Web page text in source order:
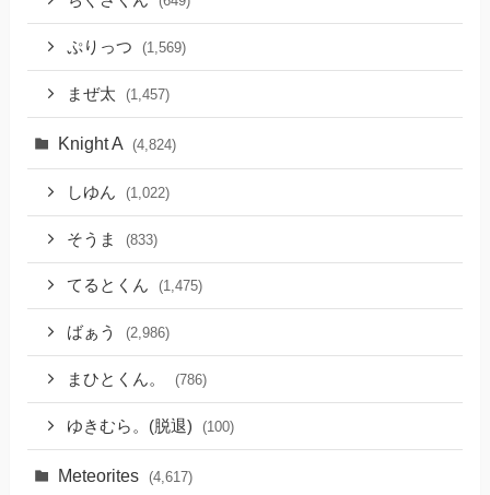
ぷりっつ (1,569)
まぜ太 (1,457)
Knight A (4,824)
しゆん (1,022)
そうま (833)
てるとくん (1,475)
ばぁう (2,986)
まひとくん。 (786)
ゆきむら。(脱退) (100)
Meteorites (4,617)